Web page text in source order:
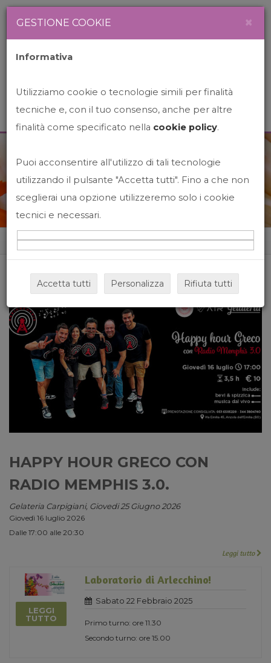
News&Events
Home News&events
HAPPY HOUR GRECO CON
RADIO MEMPHIS 3.0.
Gelateria Carpigiani, Giovedi 25 Giugno 2026
Giovedì 16 luglio 2026
Dalle 17:00 alle 20:30
Leggi tutto
LEGGI
TUTTO
Laboratorio di Arlecchino!
Sabato 22 Febbraio 2025
Primo turno: ore 11.30
Secondo turno: ore 15.00
GESTIONE COOKIE ×
Informativa
Utilizziamo cookie o tecnologie simili per finalità
tecniche e, con il tuo consenso, anche per altre
finalità come specificato nella cookie policy.
Puoi acconsentire all'utilizzo di tali tecnologie
utilizzando il pulsante "Accetta tutti". Fino a che non
sceglierai una opzione utilizzeremo solo i cookie
tecnici e necessari.
Accetta tutti Personalizza Rifiuta tutti